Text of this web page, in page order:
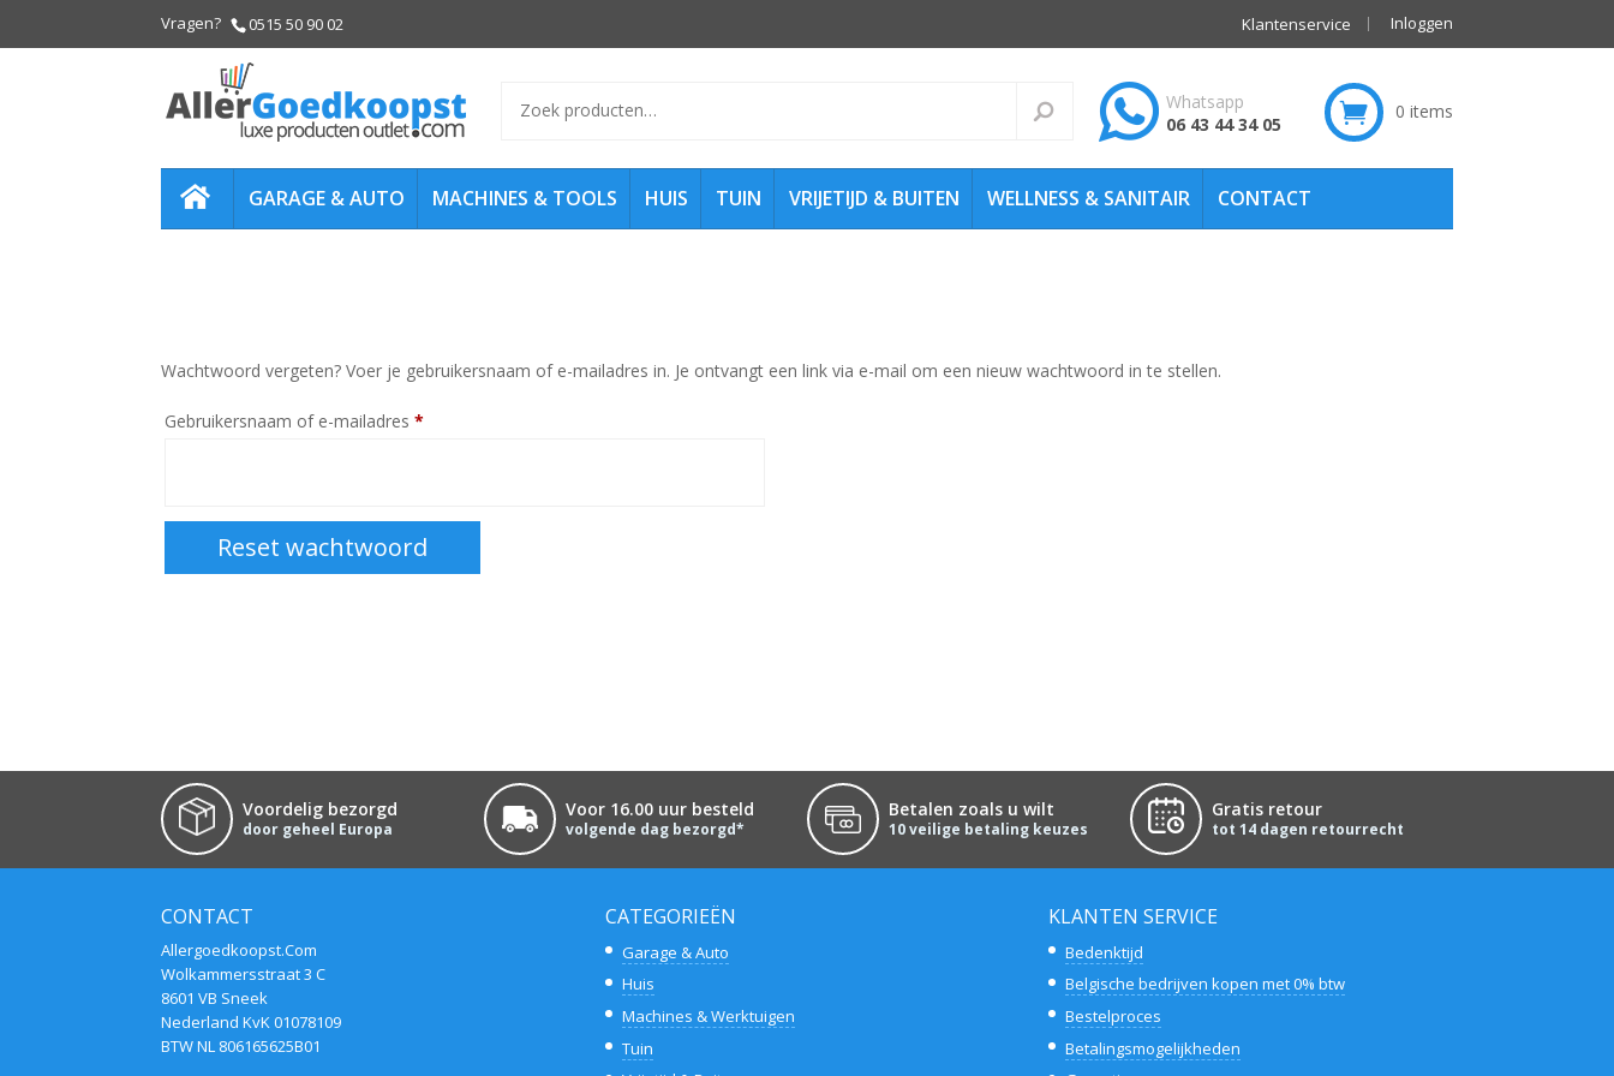
0515 50 90 02 Klantenservice Inloggen
naar:
Zoeken
Whatsapp
06 43 44 34 05
0 items
GARAGE & AUTO MACHINES & TOOLS HUIS TUIN VRIJETIJD & BUITEN WELLNESS & SANITAIR CONTACT
Wachtwoord vergeten? Voer je gebruikersnaam of e-mailadres in. Je ontvangt een link via e-mail om een nieuw wachtwoord in te stellen.
Gebruikersnaam of e-mailadres*
Reset wachtwoord
Voordelig bezorgd
door geheel Europa
Voor 16.00 uur besteld
volgende dag bezorgd*
Betalen zoals u wilt
10 veilige betaling keuzes
Gratis retour
tot 14 dagen retourrecht
CONTACT
Allergoedkoopst.Com
Wolkammersstraat 3 C
8601 VB Sneek
Nederland KvK 01078109
BTW NL 806165625B01
CATEGORIEËN
Garage & Auto
Huis
Machines & Werktuigen
Tuin
KLANTEN SERVICE
Bedenktijd
Belgische bedrijven kopen met 0% btw
Bestelproces
Betalingsmogelijkheden